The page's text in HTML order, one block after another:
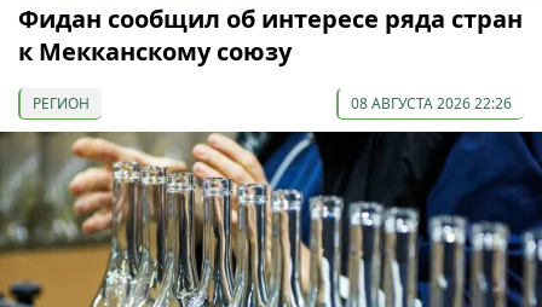
Фидан сообщил об интересе ряда стран
к Мекканскому союзу
РЕГИОН 08 АВГУСТА 2026 22:26